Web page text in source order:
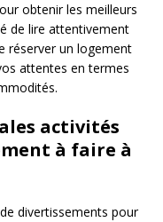
obtenir les meilleurs
de lire attentivement
réserver un logement
attentes en termes
activités
à faire à
divertissements pour